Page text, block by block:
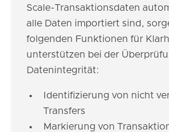
Scale-Transaktionsdaten
alle Daten importiert sind,
folgenden Funktionen für
unterstützen bei der
Datenintegrität:
Identifizierung von nicht
Transfers
Markierung von